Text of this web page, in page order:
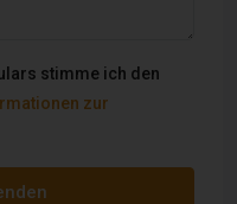
stimme ich den
zur